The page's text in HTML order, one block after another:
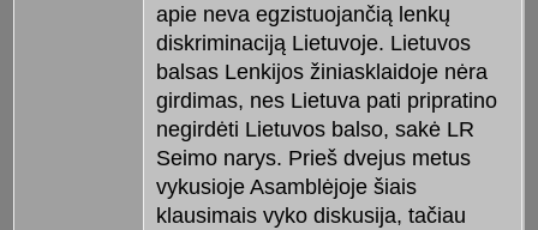
apie neva egzistuojančią lenkų
diskriminaciją Lietuvoje. Lietuvos
balsas Lenkijos žiniasklaidoje nėra
girdimas, nes Lietuva pati pripratino
negirdėti Lietuvos balso, sakė LR
Seimo narys. Prieš dvejus metus
vykusioje Asamblėjoje šiais
klausimais vyko diskusija, tačiau